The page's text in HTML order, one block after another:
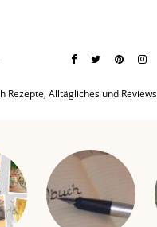
Rezepte, Alltägliches und Reviews